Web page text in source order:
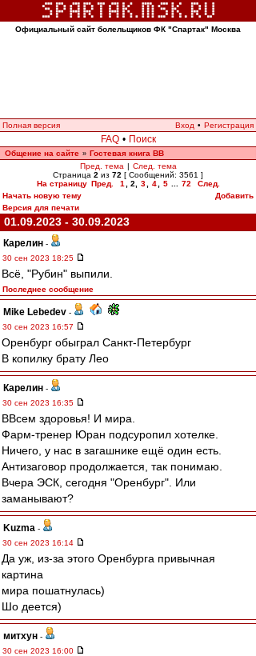
Официальный сайт болельщиков ФК "Спартак" Москва
Полная версия Вход • Регистрация
FAQ • Поиск
Общение на сайте » Гостевая книга ВВ
Пред. тема | След. тема
Страница 2 из 72 [ Сообщений: 3561 ]
На страницу Пред. 1 2 3 4 5 72
След.
Начать новую тему
Добавить
Версия для печати
01.09.2023 - 30.09.2023
Карелин -
30 сен 2023 18:25
Всё, "Рубин" выпили.
Последнее сообщение
Mike Lebedev -
30 сен 2023 16:57
Оренбург обыграл Санкт-Петербург
В копилку брату Лео
Карелин -
30 сен 2023 16:35
ВВсем здоровья! И мира.
Фарм-тренер Юран подсуропил хотелке.
Ничего, у нас в загашнике ещё один есть.
Антизаговор продолжается, так понимаю.
Вчера ЭСК, сегодня "Оренбург". Или
заманывают?
Kuzma -
30 сен 2023 16:14
Да уж, из-за этого Оренбурга привычная
картина
мира пошатнулась)
Шо деется)
митхун -
30 сен 2023 16:00